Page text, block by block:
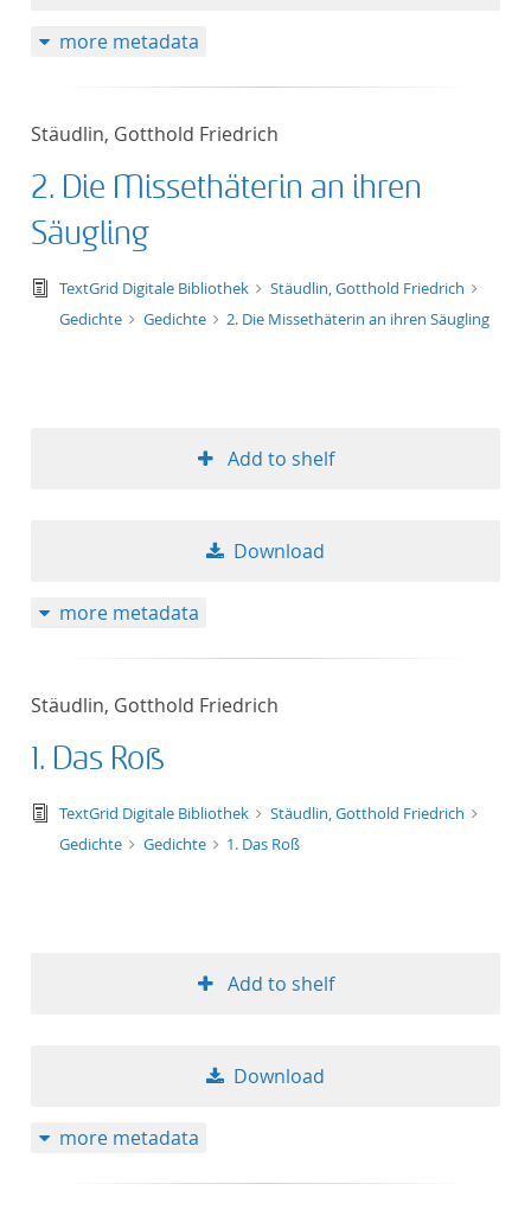
more metadata
Stäudlin, Gotthold Friedrich
2. Die Missethäterin an ihren
Säugling
text/tg.edition+tg.aggregation+xml
TextGrid Digitale Bibliothek
Stäudlin, Gotthold Friedrich
Gedichte
Gedichte 2. Die Missethäterin an ihren Säugling
Add to shelf
Download
more metadata
Stäudlin, Gotthold Friedrich
1. Das Roß
text/tg.edition+tg.aggregation+xml
TextGrid Digitale Bibliothek
Stäudlin, Gotthold Friedrich
Gedichte
Gedichte 1. Das Roß
Add to shelf
Download
more metadata